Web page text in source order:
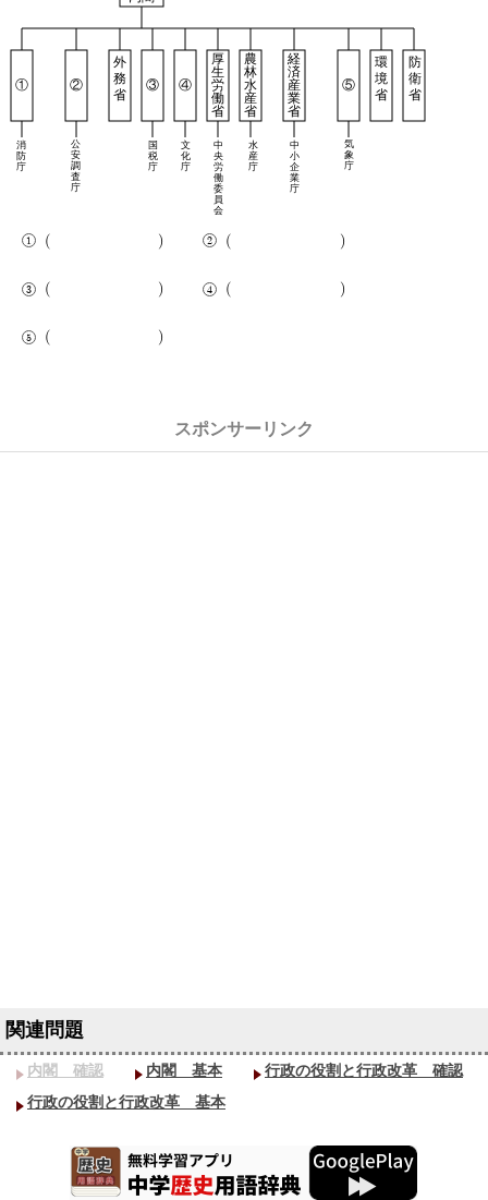
外
務
省
厚
生
労
働
省
防
衛
省
環
境
省
農
林
水
産
省
経
済
産
業
省
① ② ③ ④ ⑤
消
防
庁
公
安
調
査
庁
国
税
庁
文
化
庁
中
央
労
働
委
員
会
水
産
庁
中
小
企
業
庁
気
象
庁
内閣 確認 内閣 基本
行政の役割と行政改革 確認
行政の役割と行政改革 基本